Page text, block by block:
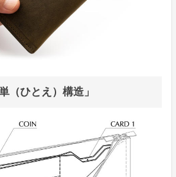
（ひとえ）構造」